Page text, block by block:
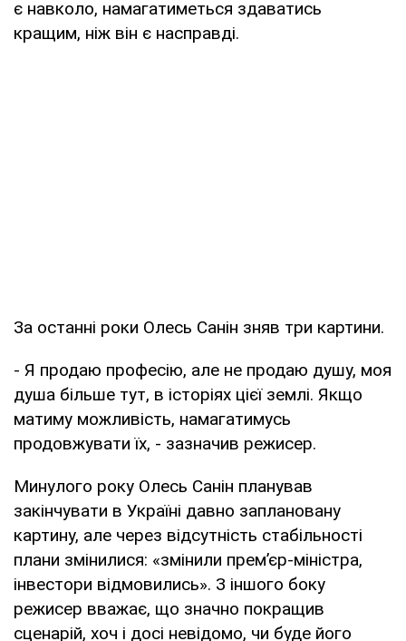
є навколо, намагатиметься здаватись
кращим, ніж він є насправді.
За останні роки Олесь Санін зняв три картини.
- Я продаю професію, але не продаю душу, моя
душа більше тут, в історіях цієї землі. Якщо
матиму можливість, намагатимусь
продовжувати їх, - зазначив режисер.
Минулого року Олесь Санін планував
закінчувати в Україні давно заплановану
картину, але через відсутність стабільності
плани змінилися: «змінили прем’єр-міністра,
інвестори відмовились». З іншого боку
режисер вважає, що значно покращив
сценарій, хоч і досі невідомо, чи буде його